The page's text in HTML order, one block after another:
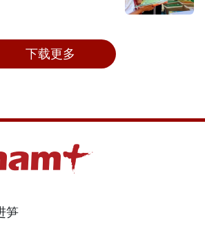
下载更多
笋